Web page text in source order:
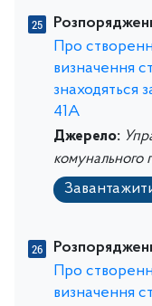
Про
визначення
знаходяться
41А
Джерело:
комунального
Про
визначення